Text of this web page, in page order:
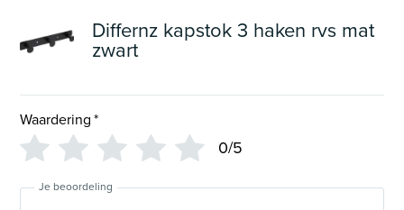
Differnz kapstok 3 haken rvs mat
zwart
Waardering*
0/5
Je beoordeling